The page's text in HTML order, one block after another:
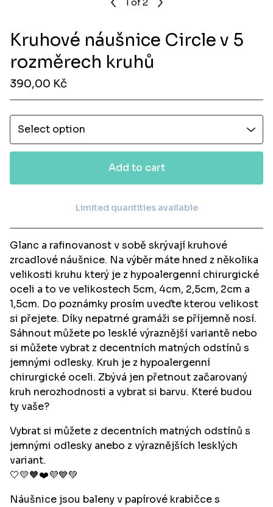
of 2
Kruhové náušnice Circle v 5
rozměrech kruhů
390,00 Kč
Add to cart
View cart
Limited quantities available
Glanc a rafinovanost v sobě skrývají kruhové
zrcadlové náušnice. Na výběr máte hned z několika
velikosti kruhu který je z hypoalergenní chirurgické
oceli a to ve velikostech 5cm, 4cm, 2,5cm, 2cm a
1,5cm. Do poznámky prosím uveďte kterou velikost
si přejete. Díky nepatrné gramáži se příjemně nosí.
Sáhnout můžete po lesklé výraznější variantě nebo
si můžete vybrat z decentních matných odstínů s
jemnými odlesky. Kruh je z hypoalergenní
chirurgické oceli. Zbývá jen přetnout začarovaný
kruh nerozhodnosti a vybrat si barvu. Které budou
ty vaše?
Vybrat si můžete z decentních matných odstínů s
jemnými odlesky anebo z výraznějších lesklých
variant.
🤍💛🧡❤️💜💙💚
Náušnice jsou baleny v papírové krabičce s